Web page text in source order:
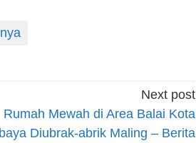
Next post
Rumah Mewah di Area Balai Kota
Diubrak-abrik Maling – Berita